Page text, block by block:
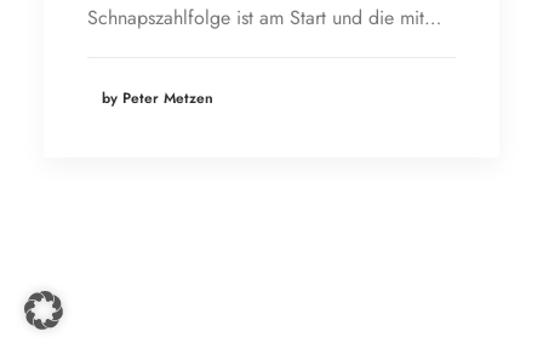
Schnapszahlfolge ist am Start und die mit…
by Peter Metzen